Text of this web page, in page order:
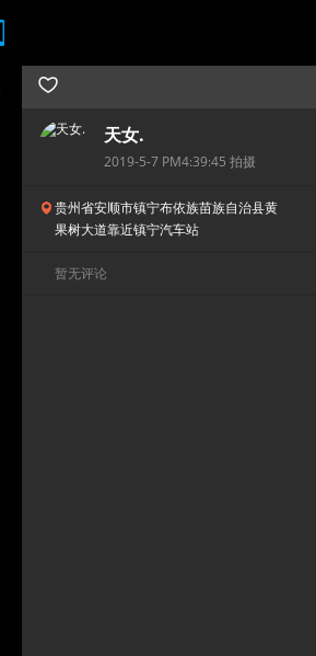
天女.
2019-5-7 PM4:39:45 拍摄
贵州省安顺市镇宁布依族苗族自治县黄
果树大道靠近镇宁汽车站
暂无评论